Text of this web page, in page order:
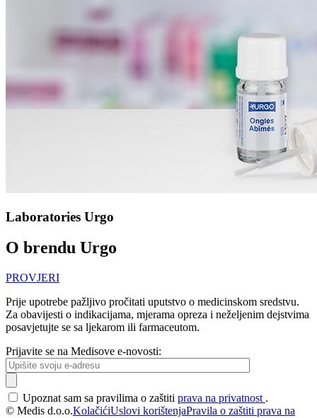
Laboratories Urgo
O brendu Urgo
PROVJERI
Prije upotrebe pažljivo pročitati uputstvo o medicinskom sredstvu.
Za obavijesti o indikacijama, mjerama opreza i neželjenim dejstvima
posavjetujte se sa ljekarom ili farmaceutom.
Prijavite se na Medisove e-novosti:
Upoznat sam sa pravilima o zaštiti prava na privatnost .
© Medis d.o.o.KolačićiUslovi korištenjaPravila o zaštiti prava na